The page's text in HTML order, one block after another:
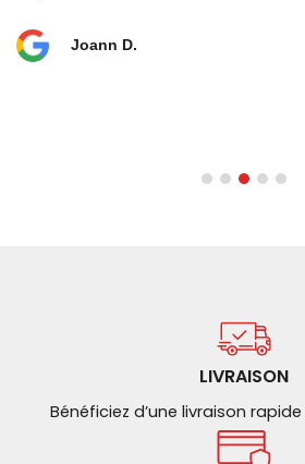
Joann D.
LIVRAISON
Bénéficiez d’une livraison